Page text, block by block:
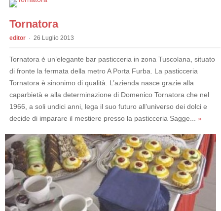
Tornatora
editor 26 Luglio 2013
Tornatora è un’elegante bar pasticceria in zona Tuscolana, situato
di fronte la fermata della metro A Porta Furba. La pasticceria
Tornatora è sinonimo di qualità. L’azienda nasce grazie alla
caparbietà e alla determinazione di Domenico Tornatora che nel
1966, a soli undici anni, lega il suo futuro all’universo dei dolci e
decide di imparare il mestiere presso la pasticceria Sagge... »